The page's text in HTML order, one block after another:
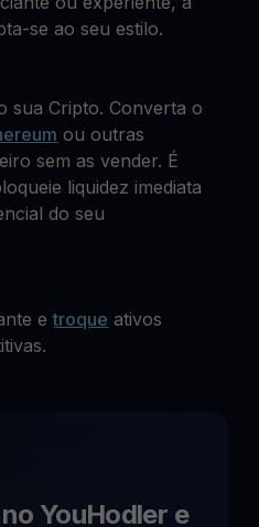
se ao seu estilo.
sua Cripto. Converta o
ou outras
sem as vender. É
liquidez imediata
do seu
etroque ativos
YouHodler e